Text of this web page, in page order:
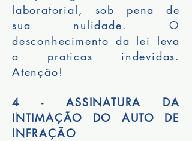
laboratorial, sob pena de
sua nulidade. O
desconhecimento da lei leva
a praticas indevidas.
Atenção!
4 - ASSINATURA DA
INTIMAÇÃO DO AUTO DE
INFRAÇÃO